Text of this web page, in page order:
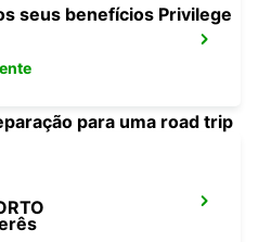
seus benefícios Privilege
para uma road trip